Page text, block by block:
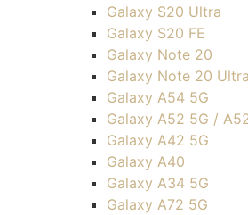
Galaxy S20 Ultra
Galaxy S20 FE
Galaxy Note 20
Galaxy Note 20 Ultra
Galaxy A54 5G
Galaxy A52 5G /
Galaxy A42 5G
Galaxy A40
Galaxy A34 5G
Galaxy A72 5G